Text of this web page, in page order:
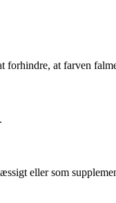
forhindre, at farven
eller som